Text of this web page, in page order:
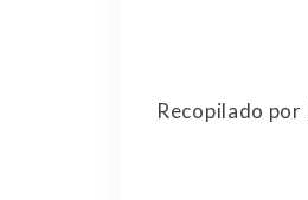
Recopilado por